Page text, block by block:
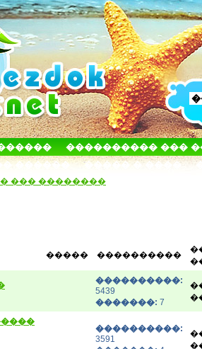
���������� ���
������
����� � ����
��� ��������
����� ����������
����������:
5439
�������: 7
����������:
3591